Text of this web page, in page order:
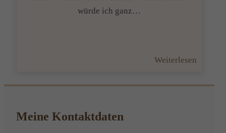
würde ich ganz…
Weiterlesen
Tage
Meine Kontaktdaten